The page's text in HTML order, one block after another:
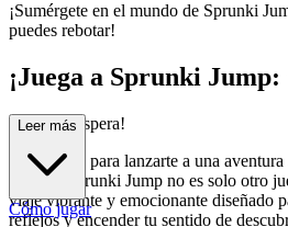
¡Sumérgete en el mundo de Sprunki
puedes rebotar!
¡Juega a Sprunki Jump:
entura te Espera!
¿Estás listo para lanzarte a una
cuenta? Sprunki Jump no es solo otro
viaje vibrante y emocionante diseñado
reflejos y encender tu sentido de
Leer más
Cómo jugar